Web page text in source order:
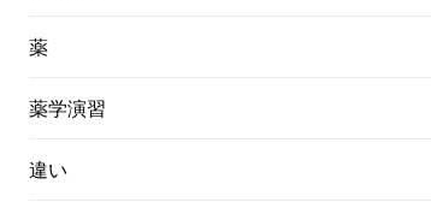
薬
薬学演習
違い